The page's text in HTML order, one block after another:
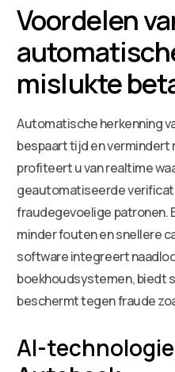
Voordelen
mislukte
Automatische herkenning
bespaart tijd en vermindert
profiteert u van realtime
geautomatiseerde
fraudegevoelige patronen.
minder fouten en snellere
software integreert
boekhoudsystemen, biedt
beschermt tegen fraude
AI-